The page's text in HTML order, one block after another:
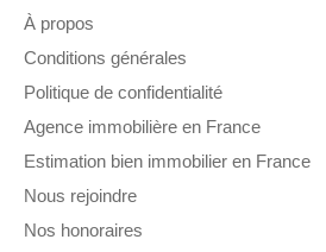
À propos
Conditions générales
Politique de confidentialité
Agence immobilière en France
Estimation bien immobilier en France
Nous rejoindre
Nos honoraires